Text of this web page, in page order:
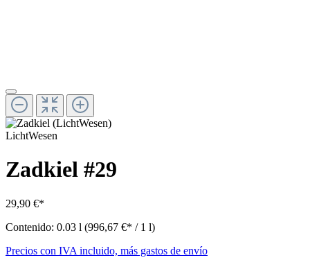
LichtWesen
Zadkiel #29
29,90 €*
Contenido: 0.03 l (996,67 €* / 1 l)
Precios con IVA incluido, más gastos de envío